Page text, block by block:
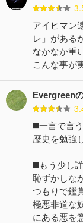
アイヒマン
レ」がある
なかなか重
こんな事が
Evergreen
◼️一言で言
歴史を勉強
◼️もう少し
恥ずかしな
つもりで鑑
極悪非道な
にある悪を